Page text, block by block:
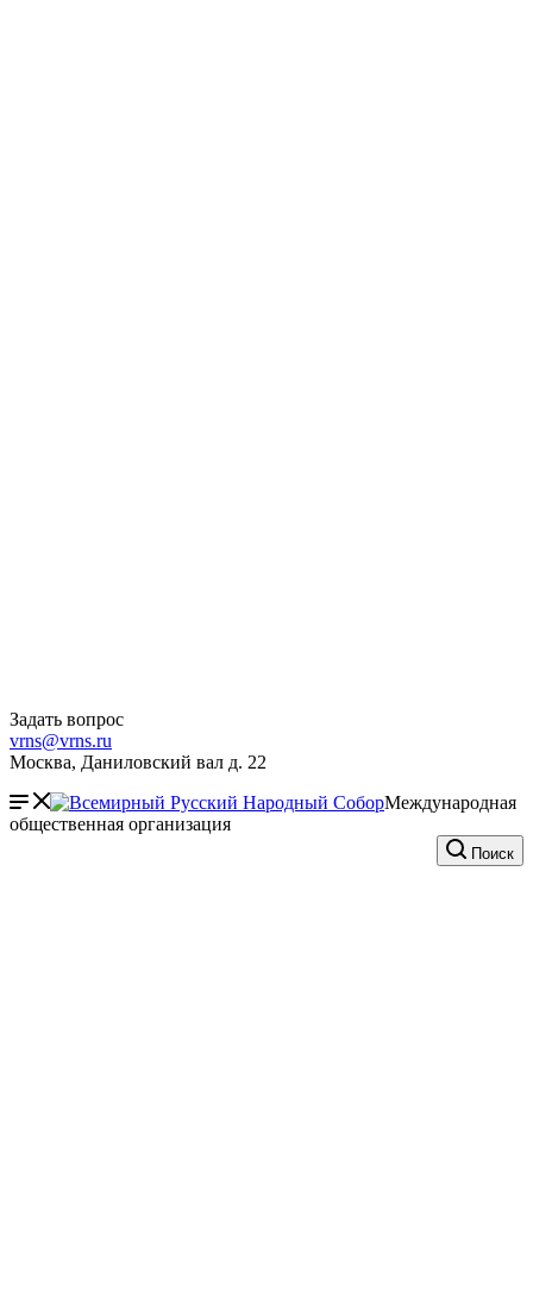
Задать вопрос
vrns@vrns.ru
Москва, Даниловский вал д. 22
Международная
общественная организация
Поиск